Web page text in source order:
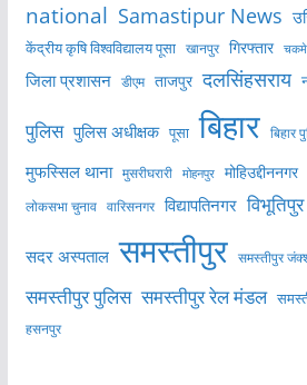
national Samastipur News
केंद्रीय कृषि विश्वविद्यालय पूसा खानपुर गिरफ्तार
जिला प्रशासन डीएम ताजपुर दलसिंहसराय
पुलिस पुलिस अधीक्षक पूसा बिहार बिहार
मुफस्सिल थाना मुसरीघरारी मोहनपुर मोहिउद्दीननगर
लोकसभा चुनाव वारिसनगर विद्यापतिनगर विभूतिपुर
सदर अस्पताल समस्तीपुर समस्तीपुर
समस्तीपुर पुलिस समस्तीपुर रेल मंडल
हसनपुर